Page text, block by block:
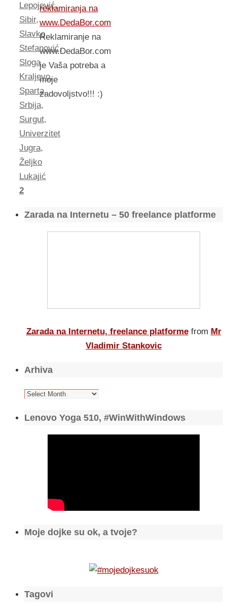
Lepojević,
Sibir,
Slavko
Stefanović,
Sloga
Kraljevo,
Sparta,
Srbija,
Surgut,
Univerzitet
Jugra,
Željko
Lukajić
2
reklamiranja na
www.DedaBor.com
Reklamiranje na
www.DedaBor.com
je Vaša potreba a
moje
zadovoljstvo!!! :)
Zarada na Internetu – 50 freelance platforme
Zarada na Internetu, freelance platforme from Mr
Vladimir Stankovic
Arhiva
Arhiva
Lenovo Yoga 510, #WinWithWindows
Moje dojke su ok, a tvoje?
Tagovi